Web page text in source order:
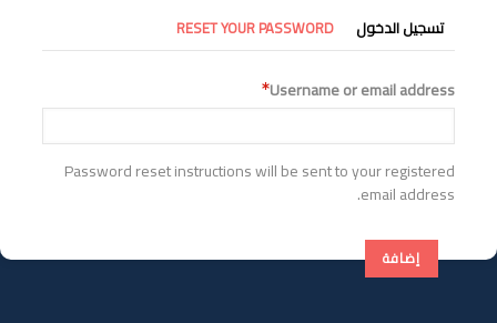
التبويبات
الأساسية
تسجيل الدخول RESET YOUR PASSWORD
Username or email address
Password reset instructions will be sent to your registered
email address.